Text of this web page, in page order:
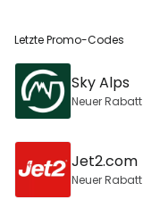
Letzte Promo-Codes
Sky Alps
Neuer Rabatt
Jet2.com
Neuer Rabatt